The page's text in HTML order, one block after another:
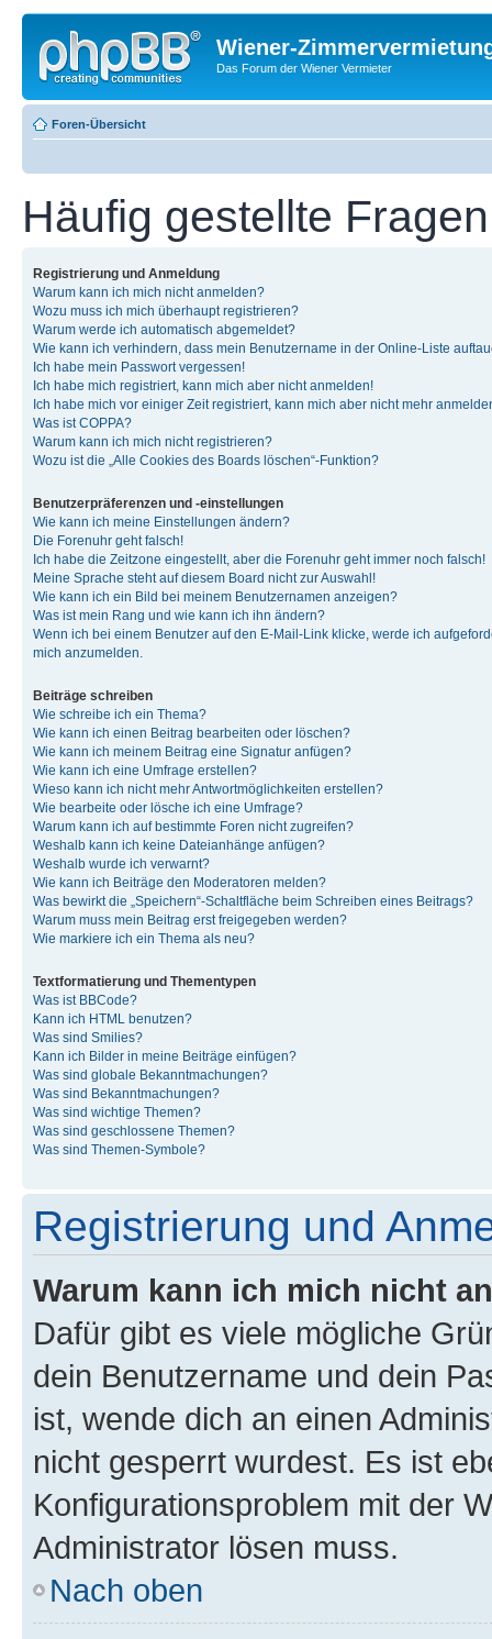
Wiener-
Das Forum der Wiener Vermieter
Foren-Übersicht
Häufig gestellte Fragen
Registrierung und Anmeldung
Warum kann ich mich nicht anmelden?
Wozu muss ich mich überhaupt registrieren?
Warum werde ich automatisch abgemeldet?
Wie kann ich verhindern, dass mein Benutzername in der Online-Liste
Ich habe mein Passwort vergessen!
Ich habe mich registriert, kann mich aber nicht anmelden!
Ich habe mich vor einiger Zeit registriert, kann mich aber nicht mehr
Was ist COPPA?
Warum kann ich mich nicht registrieren?
Wozu ist die „Alle Cookies des Boards löschen“-Funktion?
Benutzerpräferenzen und -einstellungen
Wie kann ich meine Einstellungen ändern?
Die Forenuhr geht falsch!
Ich habe die Zeitzone eingestellt, aber die Forenuhr geht immer noch falsch!
Meine Sprache steht auf diesem Board nicht zur Auswahl!
Wie kann ich ein Bild bei meinem Benutzernamen anzeigen?
Was ist mein Rang und wie kann ich ihn ändern?
Wenn ich bei einem Benutzer auf den E-Mail-Link klicke, werde ich
mich anzumelden.
Beiträge schreiben
Wie schreibe ich ein Thema?
Wie kann ich einen Beitrag bearbeiten oder löschen?
Wie kann ich meinem Beitrag eine Signatur anfügen?
Wie kann ich eine Umfrage erstellen?
Wieso kann ich nicht mehr Antwortmöglichkeiten erstellen?
Wie bearbeite oder lösche ich eine Umfrage?
Warum kann ich auf bestimmte Foren nicht zugreifen?
Weshalb kann ich keine Dateianhänge anfügen?
Weshalb wurde ich verwarnt?
Wie kann ich Beiträge den Moderatoren melden?
Was bewirkt die „Speichern“-Schaltfläche beim Schreiben eines Beitrags?
Warum muss mein Beitrag erst freigegeben werden?
Wie markiere ich ein Thema als neu?
Textformatierung und Thementypen
Was ist BBCode?
Kann ich HTML benutzen?
Was sind Smilies?
Kann ich Bilder in meine Beiträge einfügen?
Was sind globale Bekanntmachungen?
Was sind Bekanntmachungen?
Was sind wichtige Themen?
Was sind geschlossene Themen?
Was sind Themen-Symbole?
Registrierung und
Warum kann ich mich nicht
Dafür gibt es viele mögliche
dein Benutzername und dein
ist, wende dich an einen
nicht gesperrt wurdest. Es ist
Konfigurationsproblem mit der
Administrator lösen muss.
Nach oben